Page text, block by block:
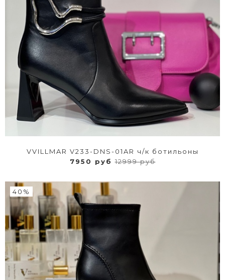
VVILLMAR V233-DNS-01AR ч/к ботильоны
7950 руб12999 руб
40%